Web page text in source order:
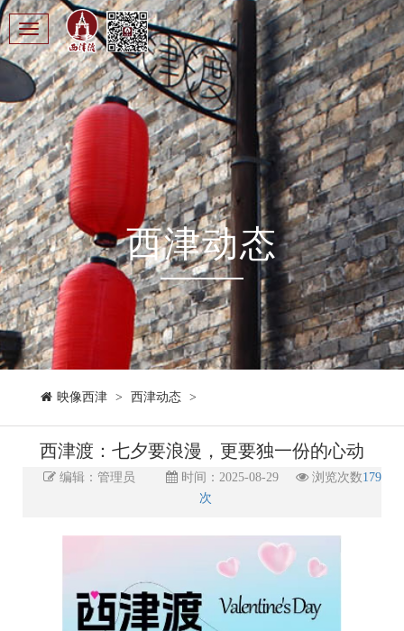
Toggle
navigation
西津动态
映像西津 > 西津动态 >
西津渡：七夕要浪漫，更要独一份的心动
编辑：管理员 时间：2025-08-29 浏览次数179
次